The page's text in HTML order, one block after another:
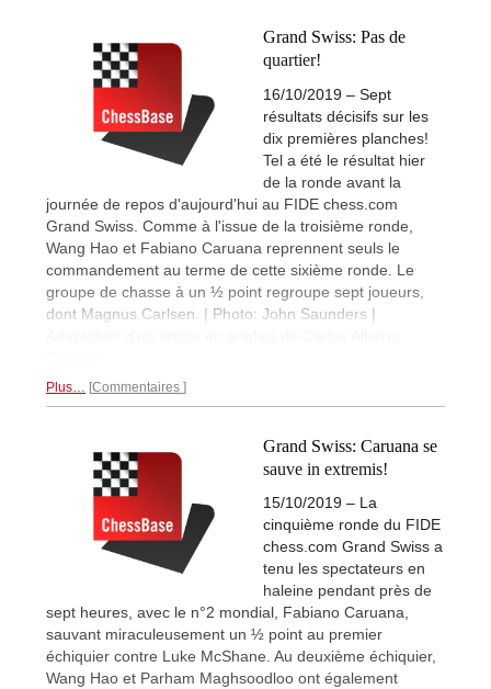
Grand Swiss: Pas de
quartier!
16/10/2019 – Sept
résultats décisifs sur les
dix premières planches!
Tel a été le résultat hier
de la ronde avant la
journée de repos d'aujourd'hui au FIDE chess.com
Grand Swiss. Comme à l'issue de la troisième ronde,
Wang Hao et Fabiano Caruana reprennent seuls le
commandement au terme de cette sixième ronde. Le
groupe de chasse à un ½ point regroupe sept joueurs,
dont Magnus Carlsen. | Photo: John Saunders |
Plus… Commentaires
Grand Swiss: Caruana se
sauve in extremis!
15/10/2019 – La
cinquième ronde du FIDE
chess.com Grand Swiss a
tenu les spectateurs en
haleine pendant près de
sept heures, avec le n°2 mondial, Fabiano Caruana,
sauvant miraculeusement un ½ point au premier
échiquier contre Luke McShane. Au deuxième échiquier,
Wang Hao et Parham Maghsoodloo ont également